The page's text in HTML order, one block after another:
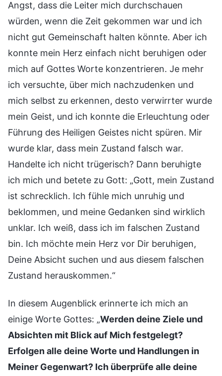
Angst, dass die Leiter mich durchschauen
würden, wenn die Zeit gekommen war und ich
nicht gut Gemeinschaft halten könnte. Aber ich
konnte mein Herz einfach nicht beruhigen oder
mich auf Gottes Worte konzentrieren. Je mehr
ich versuchte, über mich nachzudenken und
mich selbst zu erkennen, desto verwirrter wurde
mein Geist, und ich konnte die Erleuchtung oder
Führung des Heiligen Geistes nicht spüren. Mir
wurde klar, dass mein Zustand falsch war.
Handelte ich nicht trügerisch? Dann beruhigte
ich mich und betete zu Gott: „Gott, mein Zustand
ist schrecklich. Ich fühle mich unruhig und
beklommen, und meine Gedanken sind wirklich
unklar. Ich weiß, dass ich im falschen Zustand
bin. Ich möchte mein Herz vor Dir beruhigen,
Deine Absicht suchen und aus diesem falschen
Zustand herauskommen.“
In diesem Augenblick erinnerte ich mich an
einige Worte Gottes: „Werden deine Ziele und
Absichten mit Blick auf Mich festgelegt?
Erfolgen alle deine Worte und Handlungen in
Meiner Gegenwart? Ich überprüfe alle deine